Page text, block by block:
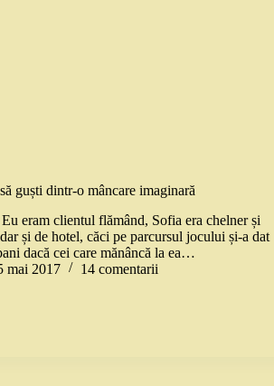
guști dintr-o mâncare imaginară
eram clientul flămând, Sofia era chelner și
și de hotel, căci pe parcursul jocului și-a dat
dacă cei care mănâncă la ea…
mai 2017 14 comentarii